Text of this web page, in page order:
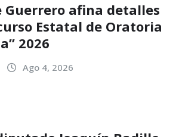
Guerrero afina detalles
Estatal de Oratoria
2026
Ago 4, 2026